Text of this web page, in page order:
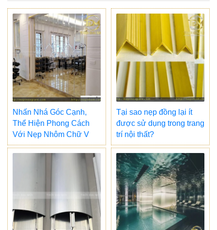
Nhấn Nhá Góc Cạnh,
Thể Hiện Phong Cách
Với Nẹp Nhôm Chữ V
Tại sao nẹp đồng lại ít
được sử dụng trong trang
trí nội thất?